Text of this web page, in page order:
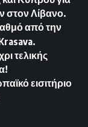
στον Λίβανο.
από την
τελικής
εισιτήριο